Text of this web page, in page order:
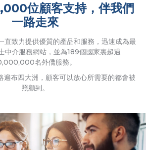
位顧客支持，伴我們
一路走來
致力提供優質的產品和服務，迅速成為最
中介服務網站，並為189個國家裏超過
名外僑服務。
遍布四大洲，顧客可以放心所需要的都會被
照顧到。